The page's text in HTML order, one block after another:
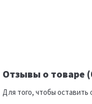
Отзывы о товаре
Для того, чтобы